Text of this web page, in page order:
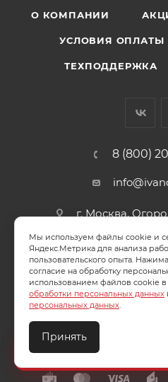
О КОМПАНИИ
УСЛОВИЯ ОПЛАТЫ
ТЕХПОДДЕРЖКА
8 (800)
г. Москва,
СОГЛАСИЕ НА
ПОЛИТИКА
2026 © ООО
Мы используем файлы cookie и
Яндекс.Метрика для анализа
пользовательского опыта.
согласие на обработку
использованием файлов cookie в
обработки персональных данных
персональных данных.
Принять